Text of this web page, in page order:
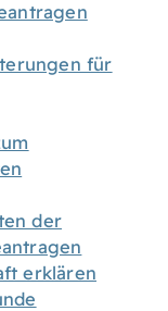
für
der
erklären